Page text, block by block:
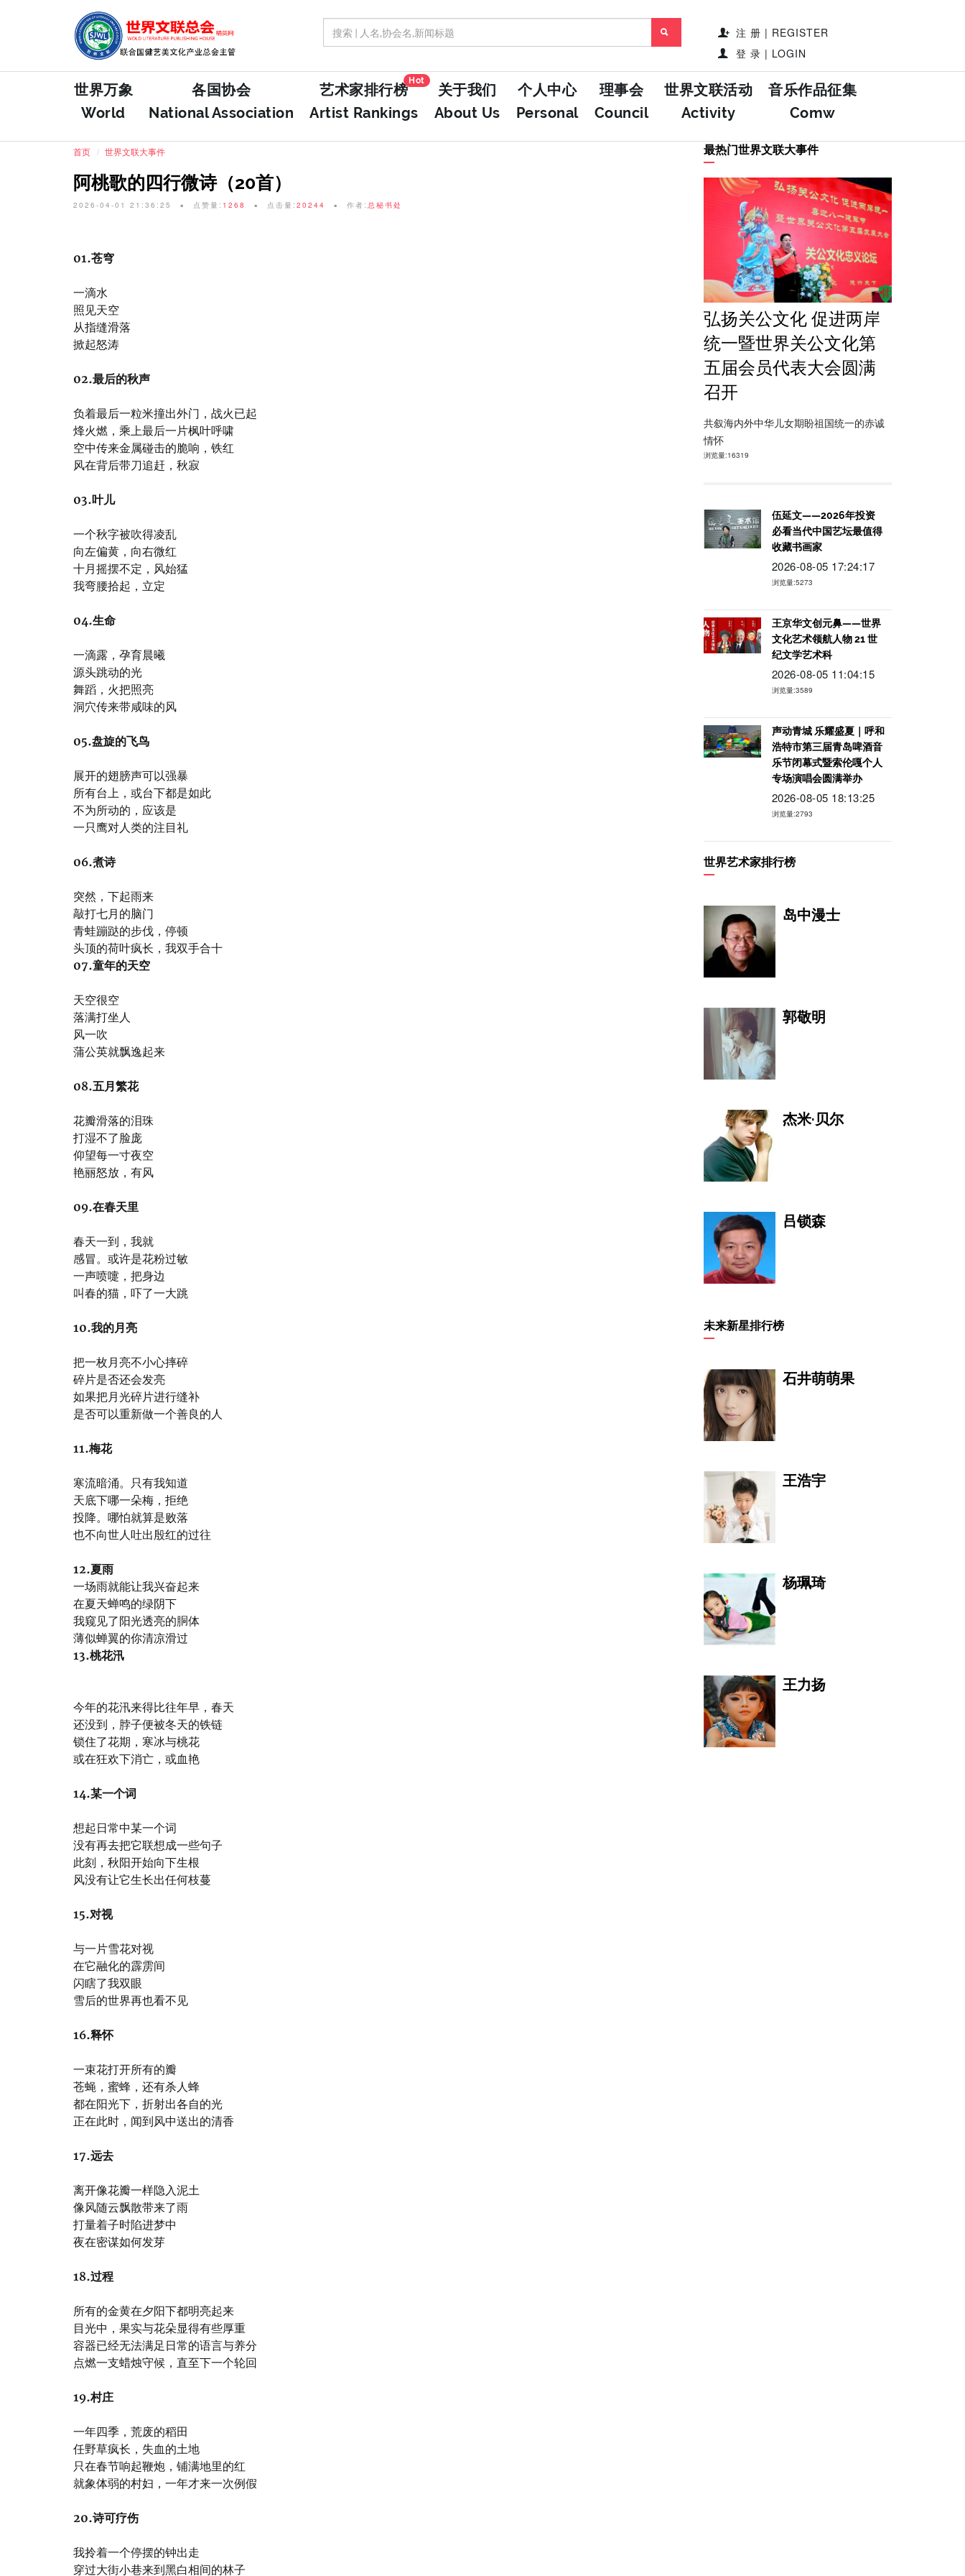
注 册 | REGISTER
登 录 | LOGIN
世界万象
World
各国协会
National Association
艺术家排行榜
Artist Rankings
Hot
关于我们
About Us
个人中心
Personal
理事会
Council
世界文联活动
Activity
音乐作品征集
Comw
首页 世界文联大事件
阿桃歌的四行微诗（20首）
2026-04-01 21:36:25 点赞量: 1268 点击量: 20244 作者: 总秘书处
01.苍穹
一滴水
照见天空
从指缝滑落
掀起怒涛
02.最后的秋声
负着最后一粒米撞出外门，战火已起
烽火燃，乘上最后一片枫叶呼啸
空中传来金属碰击的脆响，铁红
风在背后带刀追赶，秋寂
03.叶儿
一个秋字被吹得凌乱
向左偏黄，向右微红
十月摇摆不定，风始猛
我弯腰拾起，立定
04.生命
一滴露，孕育晨曦
源头跳动的光
舞蹈，火把照亮
洞穴传来带咸味的风
05.盘旋的飞鸟
展开的翅膀声可以强暴
所有台上，或台下都是如此
不为所动的，应该是
一只鹰对人类的注目礼
06.煮诗
突然，下起雨来
敲打七月的脑门
青蛙蹦跶的步伐，停顿
头顶的荷叶疯长，我双手合十
07.童年的天空
天空很空
落满打坐人
风一吹
蒲公英就飘逸起来
08.五月繁花
花瓣滑落的泪珠
打湿不了脸庞
仰望每一寸夜空
艳丽怒放，有风
09.在春天里
春天一到，我就
感冒。或许是花粉过敏
一声喷嚏，把身边
叫春的猫，吓了一大跳
10.我的月亮
把一枚月亮不小心摔碎
碎片是否还会发亮
如果把月光碎片进行缝补
是否可以重新做一个善良的人
11.梅花
寒流暗涌。只有我知道
天底下哪一朵梅，拒绝
投降。哪怕就算是败落
也不向世人吐出殷红的过往
12.夏雨
一场雨就能让我兴奋起来
在夏天蝉鸣的绿阴下
我窥见了阳光透亮的胴体
薄似蝉翼的你清凉滑过
13.桃花汛
今年的花汛来得比往年早，春天
还没到，脖子便被冬天的铁链
锁住了花期，寒冰与桃花
或在狂欢下消亡，或血艳
14.某一个词
想起日常中某一个词
没有再去把它联想成一些句子
此刻，秋阳开始向下生根
风没有让它生长出任何枝蔓
15.对视
与一片雪花对视
在它融化的霹雳间
闪瞎了我双眼
雪后的世界再也看不见
16.释怀
一束花打开所有的瓣
苍蝇，蜜蜂，还有杀人蜂
都在阳光下，折射出各自的光
正在此时，闻到风中送出的清香
17.远去
离开像花瓣一样隐入泥土
像风随云飘散带来了雨
打量着子时陷进梦中
夜在密谋如何发芽
18.过程
所有的金黄在夕阳下都明亮起来
目光中，果实与花朵显得有些厚重
容器已经无法满足日常的语言与养分
点燃一支蜡烛守候，直至下一个轮回
19.村庄
一年四季，荒废的稻田
任野草疯长，失血的土地
只在春节响起鞭炮，铺满地里的红
就象体弱的村妇，一年才来一次例假
20.诗可疗伤
我拎着一个停摆的钟出走
穿过大街小巷来到黑白相间的林子
最热门世界文联大事件
弘扬关公文化 促进两岸
统一暨世界关公文化第
五届会员代表大会圆满
召开
共叙海内外中华儿女期盼祖国统一的赤诚
情怀
浏览量:16319
伍延文——2026年投资
必看当代中国艺坛最值得
收藏书画家
2026-08-05 17:24:17
浏览量:5273
王京华文创元鼻——世界
文化艺术领航人物 21 世
纪文学艺术科
2026-08-05 11:04:15
浏览量:3589
声动青城 乐耀盛夏｜呼和
浩特市第三届青岛啤酒音
乐节闭幕式暨索伦嘎个人
专场演唱会圆满举办
2026-08-05 18:13:25
浏览量:2793
世界艺术家排行榜
岛中漫士
郭敬明
杰米·贝尔
吕锁森
姜杰
未来新星排行榜
石井萌萌果
王浩宇
杨珮琦
王力扬